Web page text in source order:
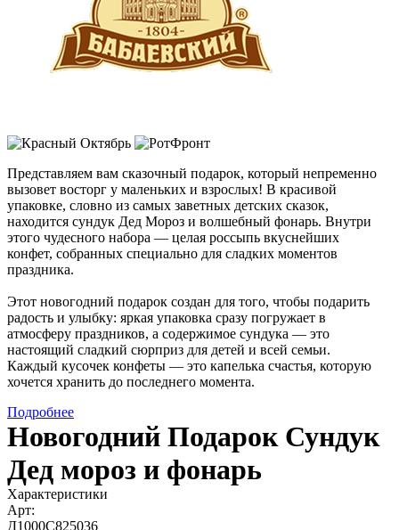
Представляем вам сказочный подарок, который непременно
вызовет восторг у маленьких и взрослых! В красивой
упаковке, словно из самых заветных детских сказок,
находится сундук Дед Мороз и волшебный фонарь. Внутри
этого чудесного набора — целая россыпь вкуснейших
конфет, собранных специально для сладких моментов
праздника.
Этот новогодний подарок создан для того, чтобы подарить
радость и улыбку: яркая упаковка сразу погружает в
атмосферу праздников, а содержимое сундука — это
настоящий сладкий сюрприз для детей и всей семьи.
Каждый кусочек конфеты — это капелька счастья, которую
хочется хранить до последнего момента.
Подробнее
Новогодний Подарок Сундук
Дед мороз и фонарь
Характеристики
Арт:
Д1000С825036